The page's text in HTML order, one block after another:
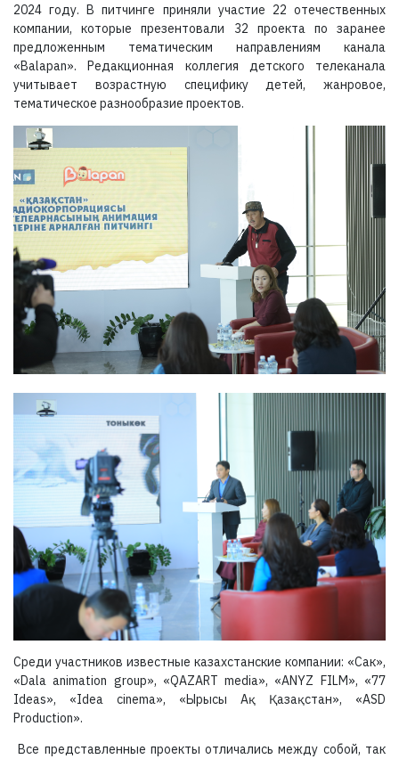
2024 году. В питчинге приняли участие 22 отечественных
компании, которые презентовали 32 проекта по заранее
предложенным тематическим направлениям канала
«Balapan». Редакционная коллегия детского телеканала
учитывает возрастную специфику детей, жанровое,
тематическое разнообразие проектов.
Среди участников известные казахстанские компании: «Сак»,
«Dala animation group», «QAZART media», «ANYZ FILM», «77
Ideas», «Idea cinema», «Ырысы Ақ Қазақстан», «ASD
Production».
Все представленные проекты отличались между собой, так